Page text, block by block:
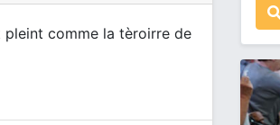
comme la tèroirre de